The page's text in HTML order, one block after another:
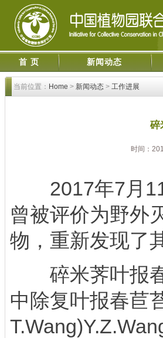
首 页 新闻动态
当前位置： Home > 新闻动态 > 工作进展
碎
时间：
2017年7月11
曾被评价为野外
物，重新发现了
碎米荠叶报春
中除复叶报春苣